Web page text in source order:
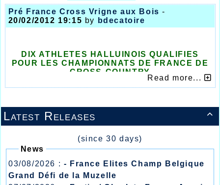

Latest Releases
(since 30 days)
News
03/08/2026 : - France Elites Champ Belgique
Grand Défi de la Muzelle
Pré France Cross Vrigne aux Bois -
20/02/2012 19:15 by bdecatoire
DIX ATHLETES HALLUINOIS QUALIFIES
POUR LES CHAMPIONNATS DE FRANCE DE
CROSS-COUNTRY
Sur un après-midi, les conditions
Ardennes pour les demi-finales des
championnats de France de cross-country,
ultime étape à l’échéance nationale du 4 mars
prochain à la Roche sur Yon.
Les dirigeants Halluinois espéraient beaucoup
de leur équipe junior emmenée par un Thomas
Deleu fort des ses deux records régionaux sur
1000m et 1500m des précédentes semaines,
mais une équipe est une équipe, et un seul
Read more...